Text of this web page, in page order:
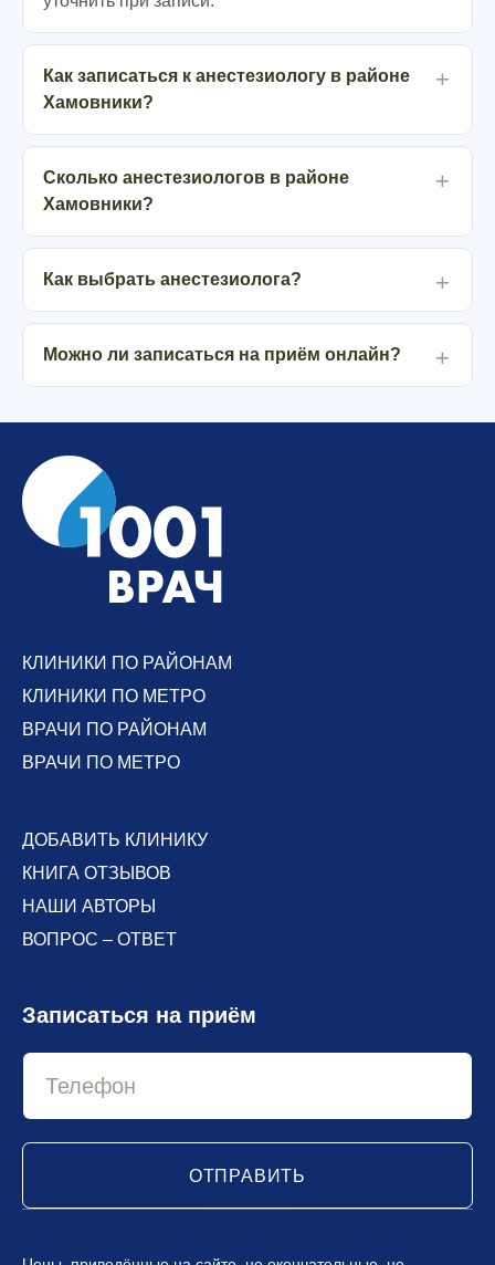
Как записаться к анестезиологу в районе
Хамовники?
Сколько анестезиологов в районе
Хамовники?
Как выбрать анестезиолога?
Можно ли записаться на приём онлайн?
КЛИНИКИ ПО РАЙОНАМ
КЛИНИКИ ПО МЕТРО
ВРАЧИ ПО РАЙОНАМ
ВРАЧИ ПО МЕТРО
ДОБАВИТЬ КЛИНИКУ
КНИГА ОТЗЫВОВ
НАШИ АВТОРЫ
ВОПРОС – ОТВЕТ
Записаться на приём
ОТПРАВИТЬ